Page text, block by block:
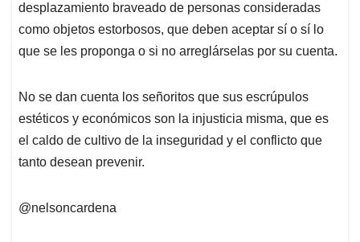
desplazamiento braveado de personas consideradas
como objetos estorbosos, que deben aceptar sí o sí lo
que se les proponga o si no arreglárselas por su cuenta.
No se dan cuenta los señoritos que sus escrúpulos
estéticos y económicos son la injusticia misma, que es
el caldo de cultivo de la inseguridad y el conflicto que
tanto desean prevenir.
@nelsoncardena